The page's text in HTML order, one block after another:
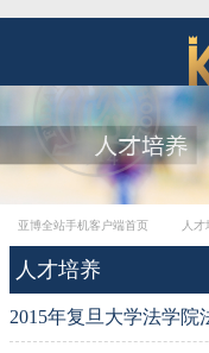
亚博全站手机客户端首页 人才
人才培养
2015年复旦大学法学